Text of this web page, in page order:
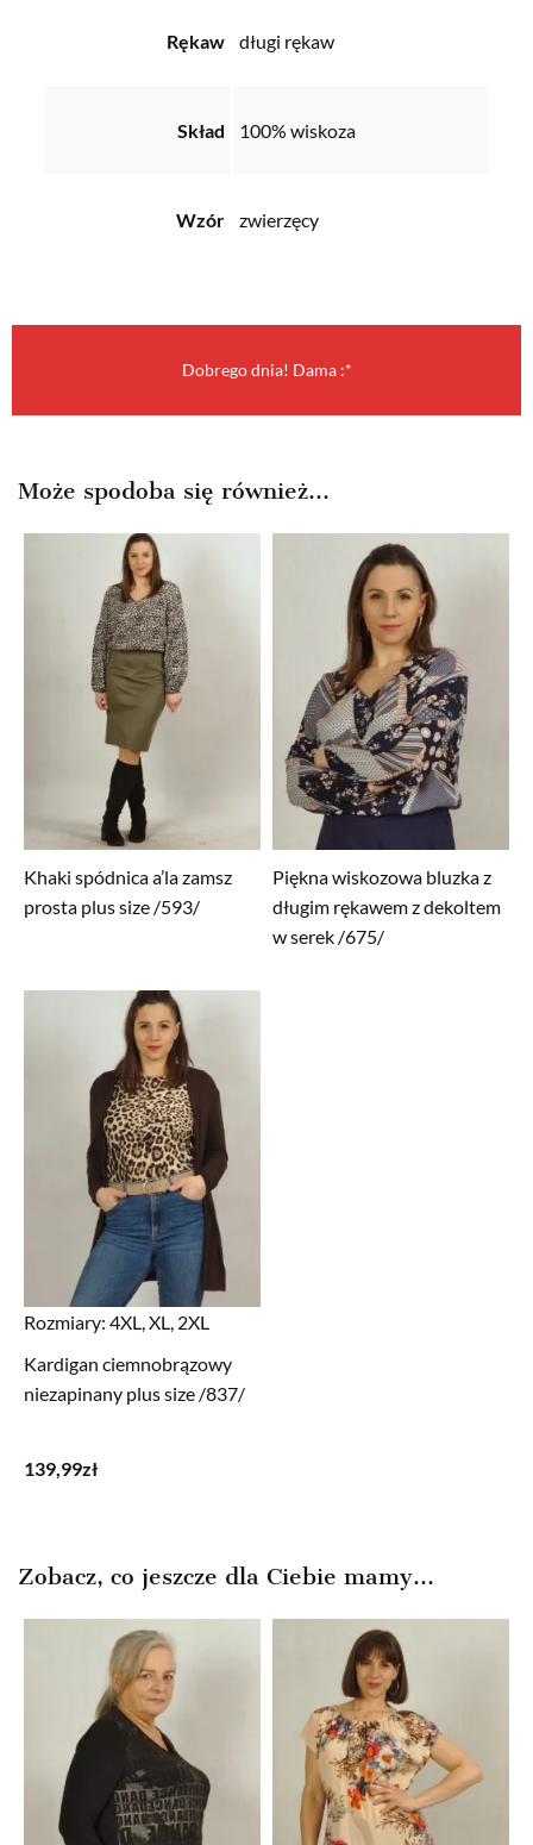
Rękaw długi rękaw
Skład 100% wiskoza
Wzór zwierzęcy
Dobrego dnia! Dama :*
Może spodoba się również…
Khaki spódnica a’la zamsz
prosta plus size /593/
Piękna wiskozowa bluzka z
długim rękawem z dekoltem
w serek /675/
Rozmiary: 4XL, XL, 2XL
Kardigan ciemnobrązowy
niezapinany plus size /837/
139,99zł
Zobacz, co jeszcze dla Ciebie mamy...